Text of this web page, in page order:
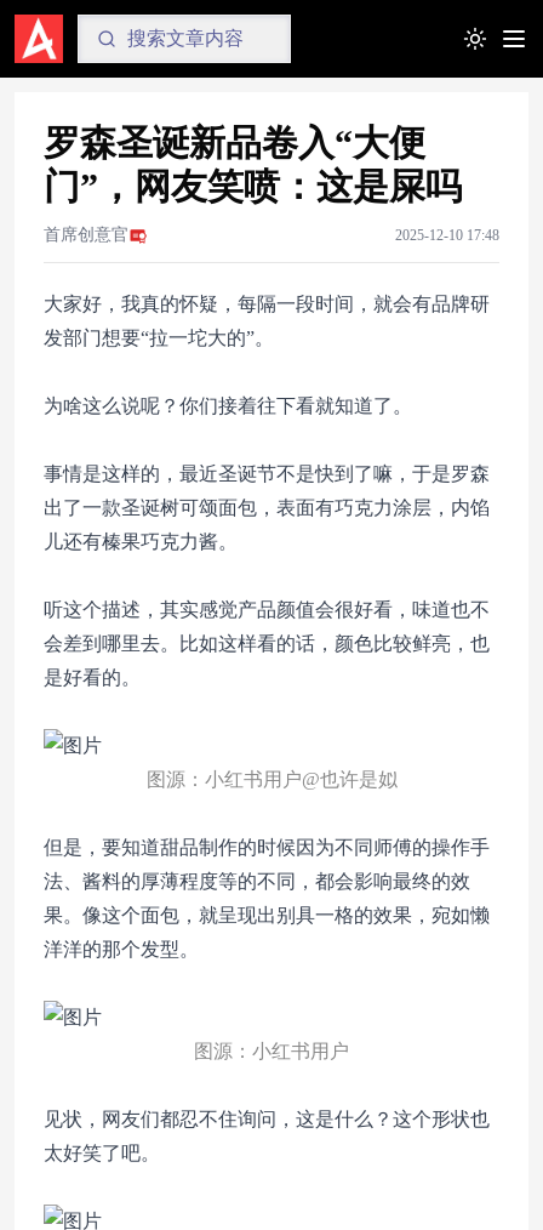
Toggle
罗森圣诞新品卷入“大便
门”，网友笑喷：这是屎吗
首席创意官 2025-12-10 17:48
大家好，我真的怀疑，每隔一段时间，就会有品牌研
发部门想要“拉一坨大的”。
为啥这么说呢？你们接着往下看就知道了。
事情是这样的，最近圣诞节不是快到了嘛，于是罗森
出了一款圣诞树可颂面包，表面有巧克力涂层，内馅
儿还有榛果巧克力酱。
听这个描述，其实感觉产品颜值会很好看，味道也不
会差到哪里去。比如这样看的话，颜色比较鲜亮，也
是好看的。
图源：小红书用户@也许是姒
但是，要知道甜品制作的时候因为不同师傅的操作手
法、酱料的厚薄程度等的不同，都会影响最终的效
果。像这个面包，就呈现出别具一格的效果，宛如懒
洋洋的那个发型。
图源：小红书用户
见状，网友们都忍不住询问，这是什么？这个形状也
太好笑了吧。